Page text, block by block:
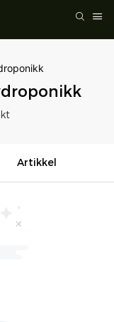
Artikkel